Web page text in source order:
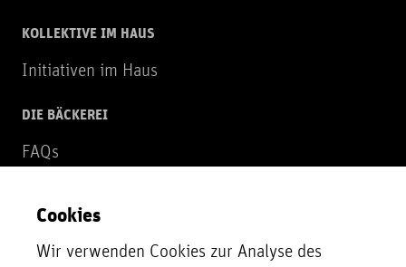
KOLLEKTIVE IM HAUS
Initiativen im Haus
DIE BÄCKEREI
FAQs
NEWSLETTER
Zur Newsletter Anmeldung
Cookies
Wir verwenden Cookies zur Analyse des